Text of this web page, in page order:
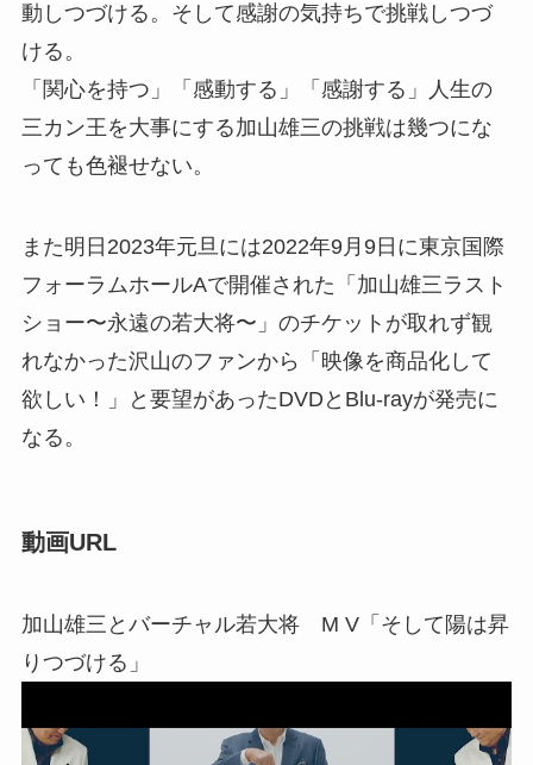
動しつづける。そして感謝の気持ちで挑戦しつづ
ける。
「関心を持つ」「感動する」「感謝する」人生の
三カン王を大事にする加山雄三の挑戦は幾つにな
っても色褪せない。
また明日2023年元旦には2022年9月9日に東京国際
フォーラムホールAで開催された「加山雄三ラスト
ショー〜永遠の若大将〜」のチケットが取れず観
れなかった沢山のファンから「映像を商品化して
欲しい！」と要望があったDVDとBlu-rayが発売に
なる。
動画URL
加山雄三とバーチャル若大将 M V「そして陽は昇
りつづける」